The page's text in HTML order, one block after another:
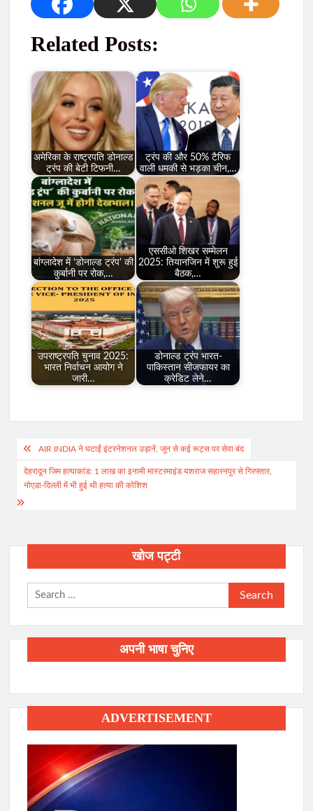
Related Posts:
अमेरिका के राष्ट्रपति डोनाल्ड
ट्रंप की बेटी टिफनी…
ट्रंप की और 50% टैरिफ
वाली धमकी से भड़का चीन,…
बांग्लादेश में ‘डोनाल्ड ट्रंप’ की
कुर्बानी पर रोक,…
एससीओ शिखर सम्मेलन
2025: तियानजिन में शुरू हुई
बैठक,…
उपराष्ट्रपति चुनाव 2025:
भारत निर्वाचन आयोग ने
जारी…
डोनाल्ड ट्रंप भारत-
पाकिस्तान सीजफायर का
क्रेडिट लेने…
Post
navigation
AIR INDIA ने घटाईं इंटरनेशनल उड़ानें, जून से कई रूट्स पर सेवा बंद
देहरादून जिम हत्याकांड: 1 लाख का इनामी मास्टरमाइंड यशराज सहारनपुर से गिरफ्तार,
नोएडा-दिल्ली में भी हुई थी हत्या की कोशिश
खोज पट्टी
Search
for:
अपनी भाषा चुनिए
ADVERTISEMENT